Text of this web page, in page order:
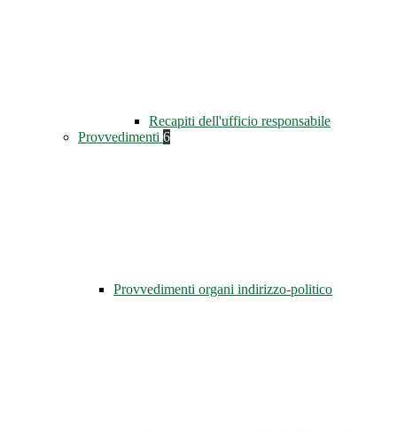
Recapiti dell'ufficio responsabile
Provvedimenti 6
Provvedimenti organi indirizzo-politico